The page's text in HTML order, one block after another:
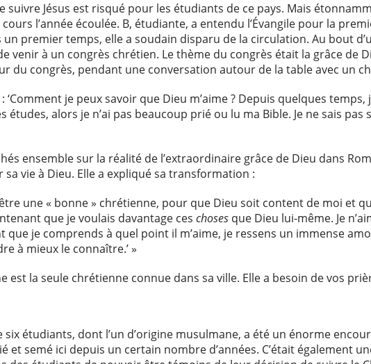
suivre Jésus est risqué pour les étudiants de ce pays. Mais
l’année écoulée. B, étudiante, a entendu l’Évangile pour la
un premier temps, elle a soudain disparu de la circulation. Au bout
venir à un congrès chrétien. Le thème du congrès était la grâce de
du congrès, pendant une conversation autour de la table avec un
‘Comment je peux savoir que Dieu m’aime ? Depuis quelques
études, alors je n’ai pas beaucoup prié ou lu ma Bible. Je ne sais pas
ensemble sur la réalité de l’extraordinaire grâce de Dieu dans
sa vie à Dieu. Elle a expliqué sa transformation :
une « bonne » chrétienne, pour que Dieu soit content de moi et
que je voulais davantage ces choses que Dieu lui-même. Je
que je comprends à quel point il m’aime, je ressens un immense
à mieux le connaître.’ »
est la seule chrétienne connue dans sa ville. Elle a besoin de vos
six étudiants, dont l’un d’origine musulmane, a été un énorme
et semé ici depuis un certain nombre d’années. C’était également